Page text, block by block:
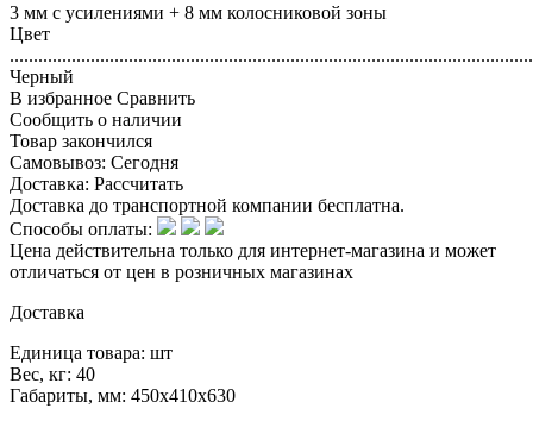
3 мм с усилениями + 8 мм колосниковой зоны
Цвет
Черный
В избранное Сравнить
Сообщить о наличии
Товар закончился
Самовывоз: Сегодня
Доставка: Рассчитать
Доставка до транспортной компании бесплатна.
Способы оплаты:
Цена действительна только для интернет-магазина и может
отличаться от цен в розничных магазинах
Доставка
Единица товара: шт
Вес, кг: 40
Габариты, мм: 450x410x630